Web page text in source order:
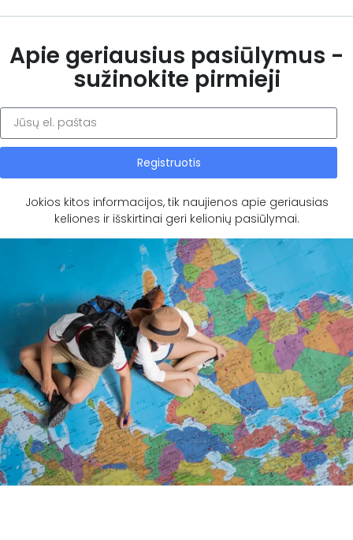
Apie geriausius pasiūlymus -
sužinokite pirmieji
Registruotis
Jokios kitos informacijos, tik naujienos apie geriausias
keliones ir išskirtinai geri kelionių pasiūlymai.